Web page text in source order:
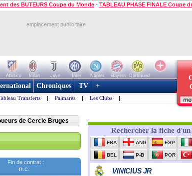
des BUTEURS Coupe du Monde - TABLEAU PHASE FINALE Coupe
emplacement publicitaire
Atletico Milan Juve Inter Naples Bayern
Dortmund
Chroniques TV +
Transferts | Palmarès | Les Clubs |
de Cercle Bruges
Fin de contrat :
n.c.